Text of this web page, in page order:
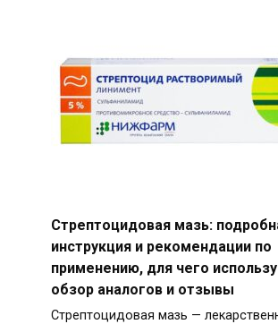
Стрептоцидовая мазь:
инструкция и рекомендации по
применению, для чего
обзор аналогов и отзывы
Стрептоцидовая мазь —